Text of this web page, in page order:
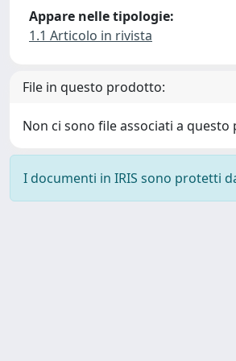
Appare nelle tipologie:
1.1 Articolo in rivista
File in questo prodotto:
Non ci sono file associati a
I documenti in IRIS sono protetti